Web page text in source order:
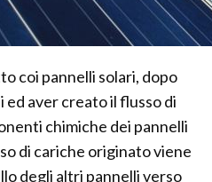
coi pannelli solari, dopo
aver creato il flusso di
chimiche dei pannelli
di cariche originato viene
degli altri pannelli verso